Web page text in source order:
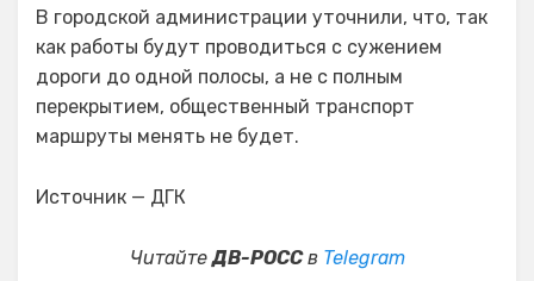
В городской администрации уточнили, что, так
как работы будут проводиться с сужением
дороги до одной полосы, а не с полным
перекрытием, общественный транспорт
маршруты менять не будет.
Источник — ДГК
ЧитайтеДВ-РОССв Telegram